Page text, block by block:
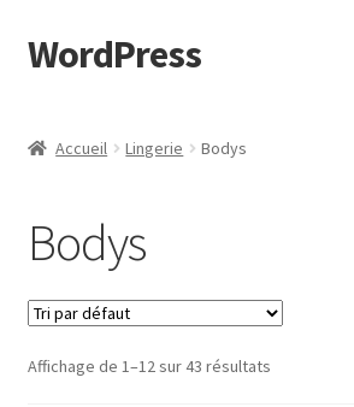
Aller
à
navigation
Aller
au
WordPress
Checkout
My account
Page d’exemple
Accueil Lingerie Bodys
Bodys
Affichage de 1–12 sur 43 résultats